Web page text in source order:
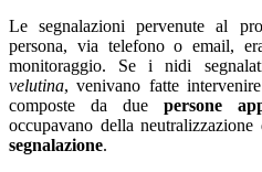
Le segnalazioni pervenute al
persona, via telefono o email,
monitoraggio. Se i nidi
velutina, venivano fatte
composte da due persone
occupavano della
segnalazione.